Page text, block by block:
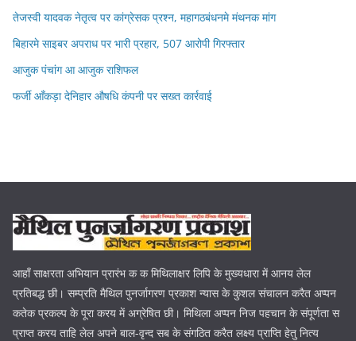
तेजस्वी यादवक नेतृत्व पर कांग्रेसक प्रश्न, महागठबंधनमे मंथनक मांग
बिहारमे साइबर अपराध पर भारी प्रहार, 507 आरोपी गिरफ्तार
आजुक पंचांग आ आजुक राशिफल
फर्जी आँकड़ा देनिहार औषधि कंपनी पर सख्त कार्रवाई
आहाँ साक्षरता अभियान प्रारंभ क क मिथिलाक्षर लिपि के मुख्यधारा में आनय लेल
प्रतिबद्ध छी। सम्प्रति मैथिल पुनर्जागरण प्रकाश न्यास के कुशल संचालन करैत अप्पन
कतेक प्रकल्प के पूरा करय में अग्रेषित छी। मिथिला अप्पन निज पहचान के संपूर्णता स
प्राप्त करय ताहि लेल अपने बाल-वृन्द सब के संगठित करैत लक्ष्य प्राप्ति हेतु नित्य